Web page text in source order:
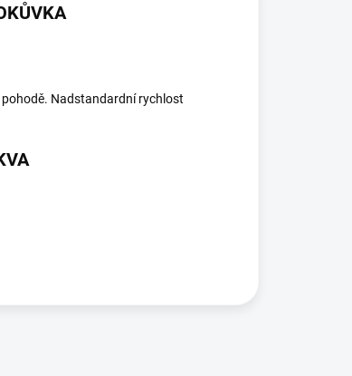
Nadstandardní rychlost